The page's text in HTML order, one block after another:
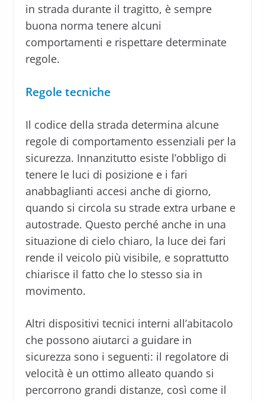
in strada durante il tragitto, è sempre
buona norma tenere alcuni
comportamenti e rispettare determinate
regole.
Regole tecniche
Il codice della strada determina alcune
regole di comportamento essenziali per la
sicurezza. Innanzitutto esiste l’obbligo di
tenere le luci di posizione e i fari
anabbaglianti accesi anche di giorno,
quando si circola su strade extra urbane e
autostrade. Questo perché anche in una
situazione di cielo chiaro, la luce dei fari
rende il veicolo più visibile, e soprattutto
chiarisce il fatto che lo stesso sia in
movimento.
Altri dispositivi tecnici interni all’abitacolo
che possono aiutarci a guidare in
sicurezza sono i seguenti: il regolatore di
velocità è un ottimo alleato quando si
percorrono grandi distanze, così come il